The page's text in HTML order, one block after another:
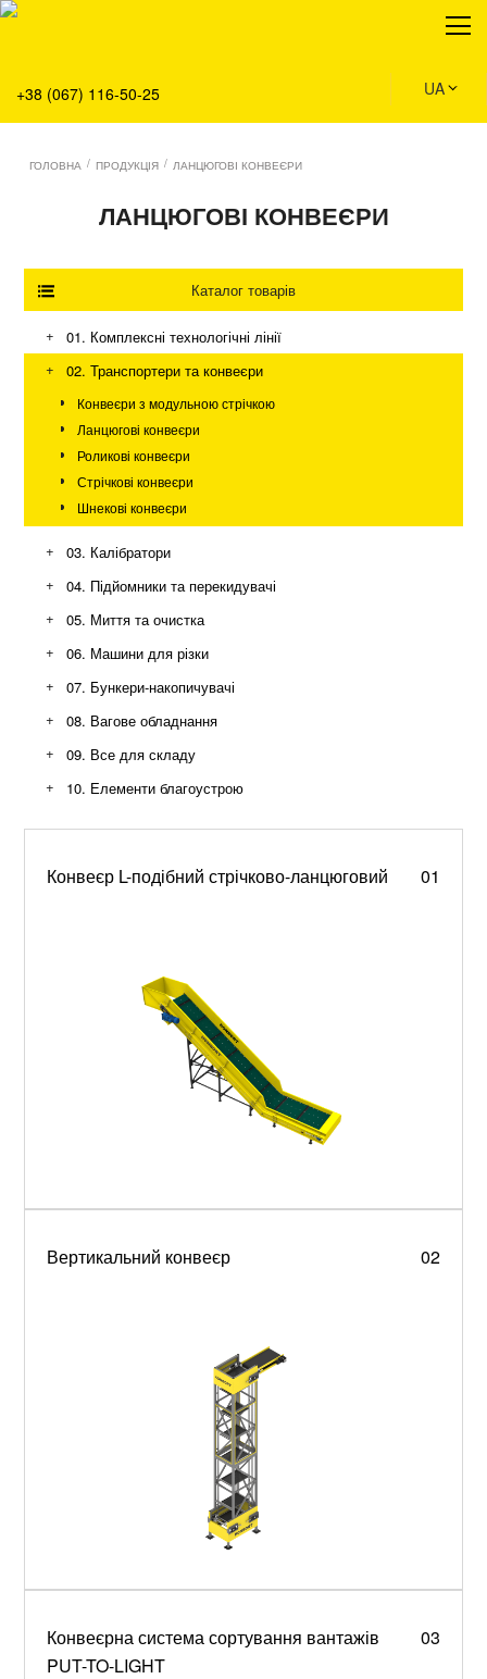
+38 (067) 116-50-25 UA
Про нас
Сервіс
Рішення
Контакти
ГОЛОВНА / ПРОДУКЦІЯ / ЛАНЦЮГОВІ КОНВЕЄРИ
ЛАНЦЮГОВІ КОНВЕЄРИ
Каталог товарів
+ 01. Комплексні технологічні лінії
Промисловість та виробництво
Екологія та благоустрій
+ 02. Транспортери та конвеєри
Конвеєри з модульною стрічкою
Ланцюгові конвеєри
Роликові конвеєри
Стрічкові конвеєри
Шнекові конвеєри
+
03. Калібратори
+
04. Підйомники та перекидувачі
+
05. Миття та очистка
+
06. Машини для різки
+
07. Бункери-накопичувачі
+
08. Вагове обладнання
+
09. Все для складу
+
10. Елементи благоустрою
Конвеєр L-подібний стрічково-ланцюговий 01
Вертикальний конвеєр 02
Конвеєрна система сортування вантажів
PUT-TO-LIGHT
03